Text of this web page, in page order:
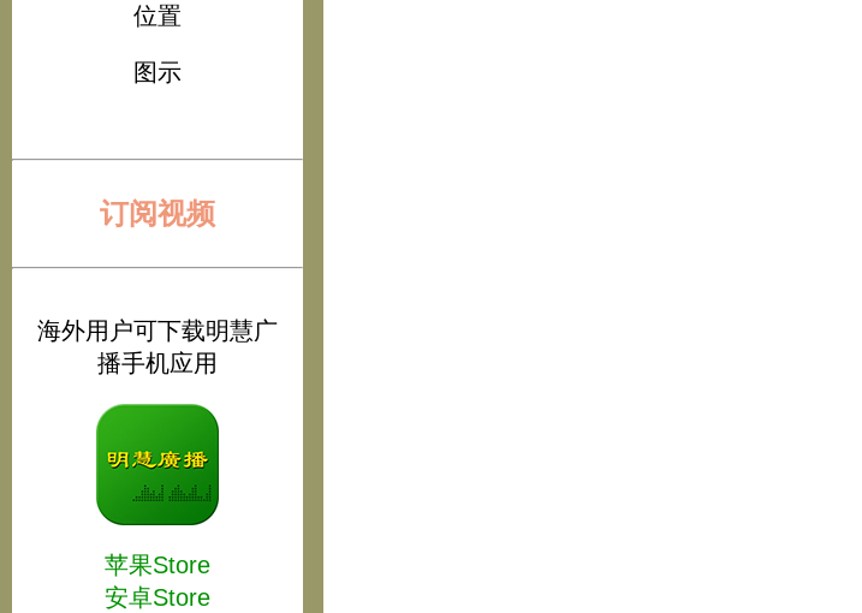
位置
图示
订阅视频
海外用户可下载明慧广
播手机应用
苹果Store
安卓Store